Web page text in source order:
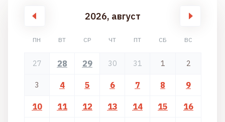
2026, август
ПН ВТ СР ЧТ ПТ СБ ВС
27 28 29 30 31 1 2
3 4 5 6 7 8 9
10 11 12 13 14 15 16